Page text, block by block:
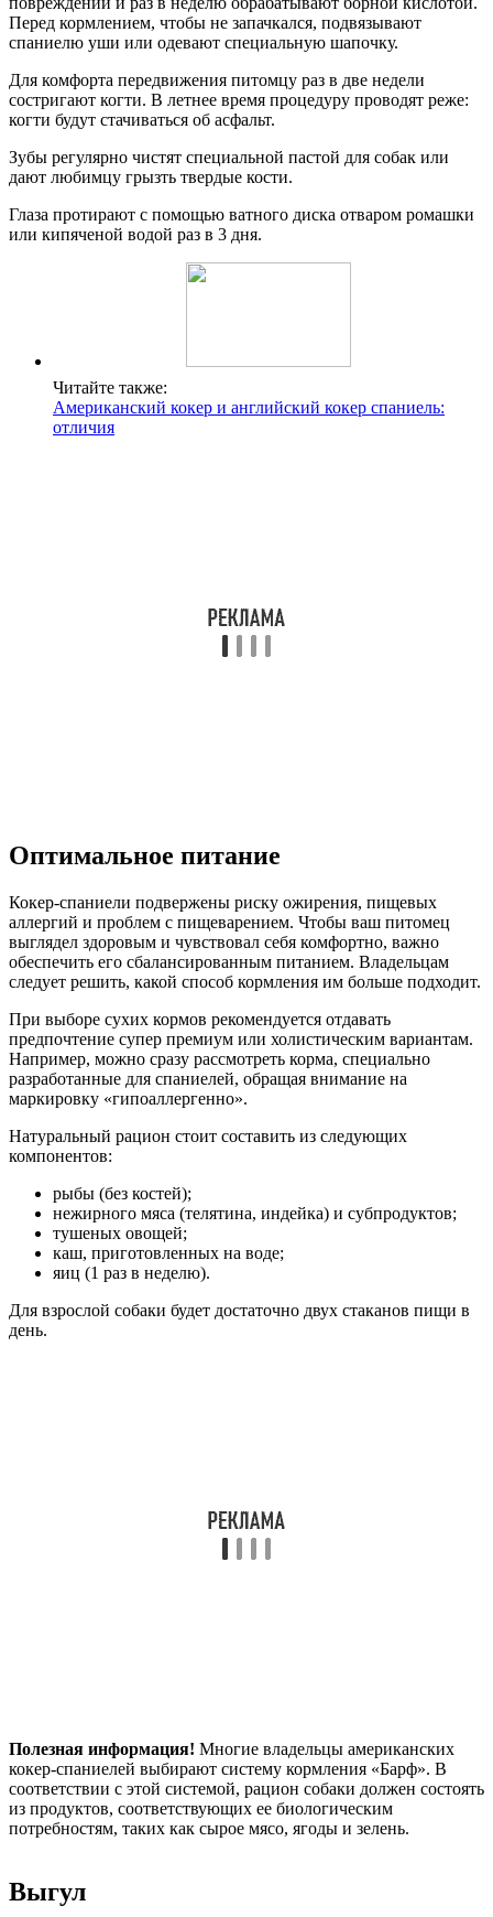
Перед кормлением, чтобы не запачкался, подвязывают
спаниелю уши или одевают специальную шапочку.
Для комфорта передвижения питомцу раз в две недели
состригают когти. В летнее время процедуру проводят реже:
когти будут стачиваться об асфальт.
Зубы регулярно чистят специальной пастой для собак или
дают любимцу грызть твердые кости.
Глаза протирают с помощью ватного диска отваром ромашки
или кипяченой водой раз в 3 дня.
Читайте также:
Американский кокер и английский кокер спаниель:
отличия
Оптимальное питание
Кокер-спаниели подвержены риску ожирения, пищевых
аллергий и проблем с пищеварением. Чтобы ваш питомец
выглядел здоровым и чувствовал себя комфортно, важно
обеспечить его сбалансированным питанием. Владельцам
следует решить, какой способ кормления им больше подходит.
При выборе сухих кормов рекомендуется отдавать
предпочтение супер премиум или холистическим вариантам.
Например, можно сразу рассмотреть корма, специально
разработанные для спаниелей, обращая внимание на
маркировку «гипоаллергенно».
Натуральный рацион стоит составить из следующих
компонентов:
рыбы (без костей);
нежирного мяса (телятина, индейка) и субпродуктов;
тушеных овощей;
каш, приготовленных на воде;
яиц (1 раз в неделю).
Для взрослой собаки будет достаточно двух стаканов пищи в
день.
Полезная информация! Многие владельцы американских
кокер-спаниелей выбирают систему кормления «Барф». В
соответствии с этой системой, рацион собаки должен состоять
из продуктов, соответствующих ее биологическим
потребностям, таких как сырое мясо, ягоды и зелень.
Выгул